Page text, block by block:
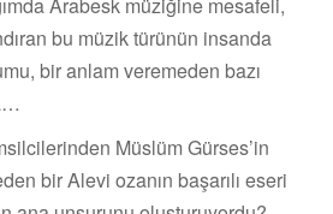
bu müzik türünün insanda
bir anlam veremeden bazı
Müslüm Gürses’in
bir Alevi ozanın başarılı eseri